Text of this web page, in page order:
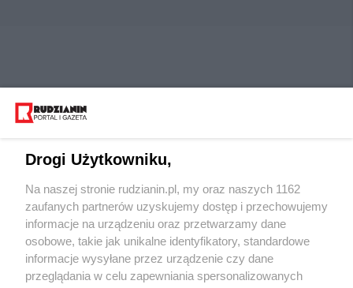
Wydawca mediów lokalnych
Drogi Użytkowniku,
Na naszej stronie rudzianin.pl, my oraz naszych 1162
zaufanych partnerów uzyskujemy dostęp i przechowujemy
informacje na urządzeniu oraz przetwarzamy dane
osobowe, takie jak unikalne identyfikatory, standardowe
informacje wysyłane przez urządzenie czy dane
przeglądania w celu zapewniania spersonalizowanych